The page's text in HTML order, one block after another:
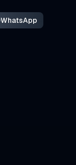
WhatsApp